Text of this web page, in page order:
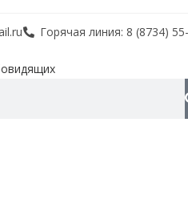
Горячая линия: 8 (8734)